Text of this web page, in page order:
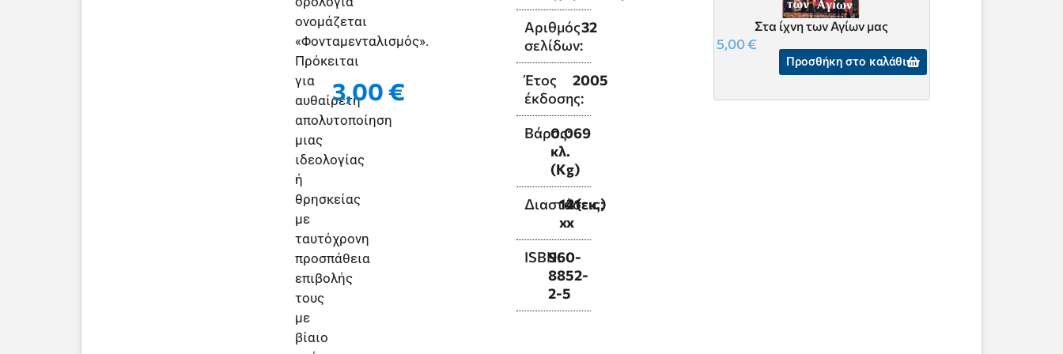
ονομάζεται
«Φονταμενταλισμός».
Πρόκειται
για
αυθαίρετη
απολυτοποίηση
μιας
ιδεολογίας
ή
θρησκείας
με
ταυτόχρονη
προσπάθεια
επιβολής
τους
με
βίαιο
3,00€
Αριθμός
σελίδων:
32
Έτος
έκδοσης:
2005
Βάρος:0.069
κλ.
(Kg)
Διαστάσεις:
14
x
21
x
(εκ.)
ISBN:960-
8852-
2-5
Στα ίχνη των Αγίων μας
5,00€
Προσθήκη στο καλάθι